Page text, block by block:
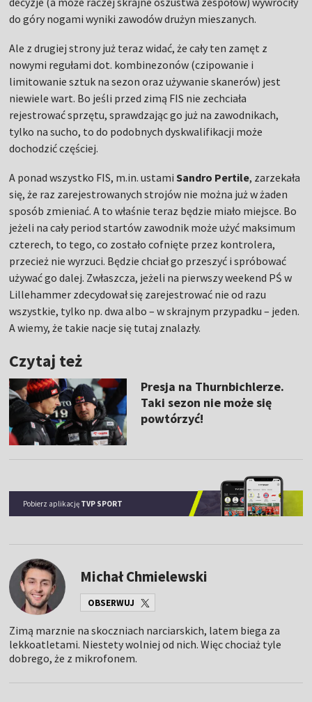
do góry nogami wyniki zawodów drużyn mieszanych.
Ale z drugiej strony już teraz widać, że cały ten zamęt z
nowymi regułami dot. kombinezonów (czipowanie i
limitowanie sztuk na sezon oraz używanie skanerów) jest
niewiele wart. Bo jeśli przed zimą FIS nie zechciała
rejestrować sprzętu, sprawdzając go już na zawodnikach,
tylko na sucho, to do podobnych dyskwalifikacji może
dochodzić częściej.
A ponad wszystko FIS, m.in. ustamiSandro Pertile, zarzekała
się, że raz zarejestrowanych strojów nie można już w żaden
sposób zmieniać. A to właśnie teraz będzie miało miejsce. Bo
jeżeli na cały period startów zawodnik może użyć maksimum
czterech, to tego, co zostało cofnięte przez kontrolera,
przecież nie wyrzuci. Będzie chciał go przeszyć i spróbować
używać go dalej. Zwłaszcza, jeżeli na pierwszy weekend PŚ w
Lillehammer zdecydował się zarejestrować nie od razu
wszystkie, tylko np. dwa albo – w skrajnym przypadku – jeden.
A wiemy, że takie nacje się tutaj znalazły.
Czytaj też
Presja na Thurnbichlerze.
Taki sezon nie może się
powtórzyć!
Pobierz aplikację TVP SPORT
Michał Chmielewski
OBSERWUJ
Zimą marznie na skoczniach narciarskich, latem biega za
lekkoatletami. Niestety wolniej od nich. Więc chociaż tyle
dobrego, że z mikrofonem.